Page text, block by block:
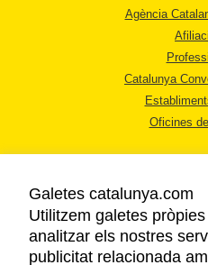
Agència
Catalunya
Oficines
AVÍS
Galetes catalunya.com
Utilitzem galetes
analitzar els nostres
publicitat relacionada